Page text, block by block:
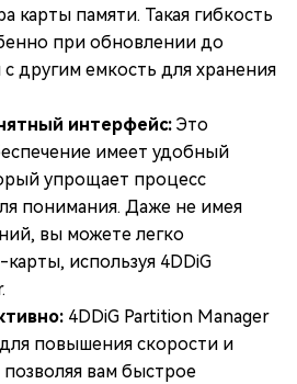
карты памяти. Такая гибкость
при обновлении до
другим емкость для хранения
интерфейс: Это
имеет удобный
упрощает процесс
понимания. Даже не имея
вы можете легко
используя 4DDiG
4DDiG Partition Manager
повышения скорости и
вам быстрое